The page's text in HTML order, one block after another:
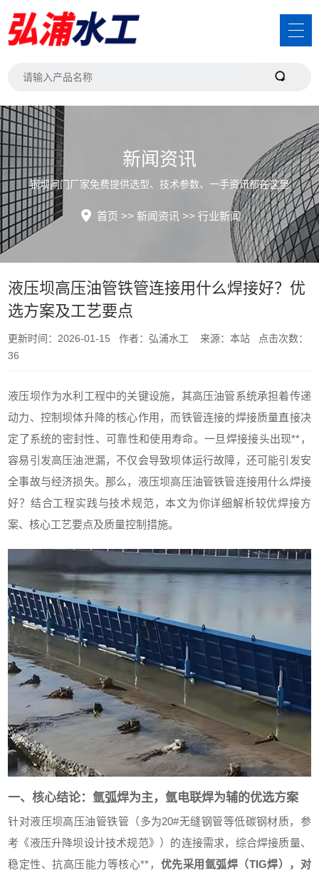
新闻资讯
钢坝闸门厂家免费提供选型、技术参数、一手资讯都在这里
首页 >> 新闻资讯 >> 行业新闻
液压坝高压油管铁管连接用什么焊接好？优
选方案及工艺要点
更新时间：2026-01-15 作者：弘浦水工 来源：本站 点击次数：
36
液压坝作为水利工程中的关键设施，其高压油管系统承担着传递
动力、控制坝体升降的核心作用，而铁管连接的焊接质量直接决
定了系统的密封性、可靠性和使用寿命。一旦焊接接头出现**，
容易引发高压油泄漏，不仅会导致坝体运行故障，还可能引发安
全事故与经济损失。那么，液压坝高压油管铁管连接用什么焊接
好？结合工程实践与技术规范，本文为你详细解析较优焊接方
案、核心工艺要点及质量控制措施。
一、核心结论：氩弧焊为主，氩电联焊为辅的优选方案
针对液压坝高压油管铁管（多为20#无缝钢管等低碳钢材质，参
考《液压升降坝设计技术规范》）的连接需求，综合焊接质量、
稳定性、抗高压能力等核心**， 优先采用氩弧焊（TIG焊），对